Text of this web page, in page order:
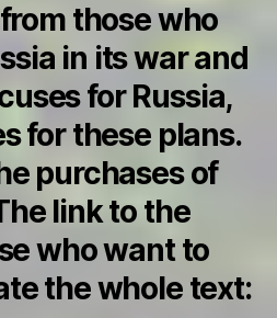
those who
in its war and
for Russia,
for these plans.
purchases of
link to the
who want to
the whole text: